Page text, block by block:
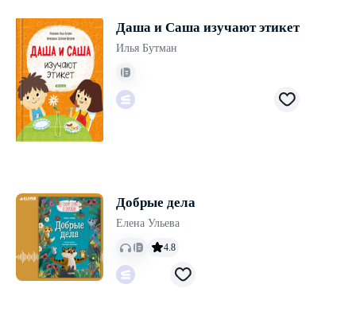
Даша и Саша изучают этикет
Илья Бутман
Добрые дела
Елена Ульева
4.8